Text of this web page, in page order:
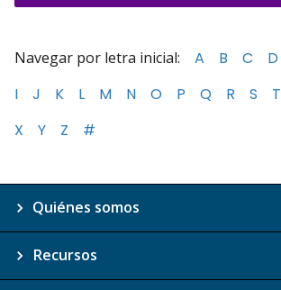
Navegar por letra inicial: A B C D
I
J K L M N O P Q R S T
X
Y Z #
Quiénes somos
Recursos